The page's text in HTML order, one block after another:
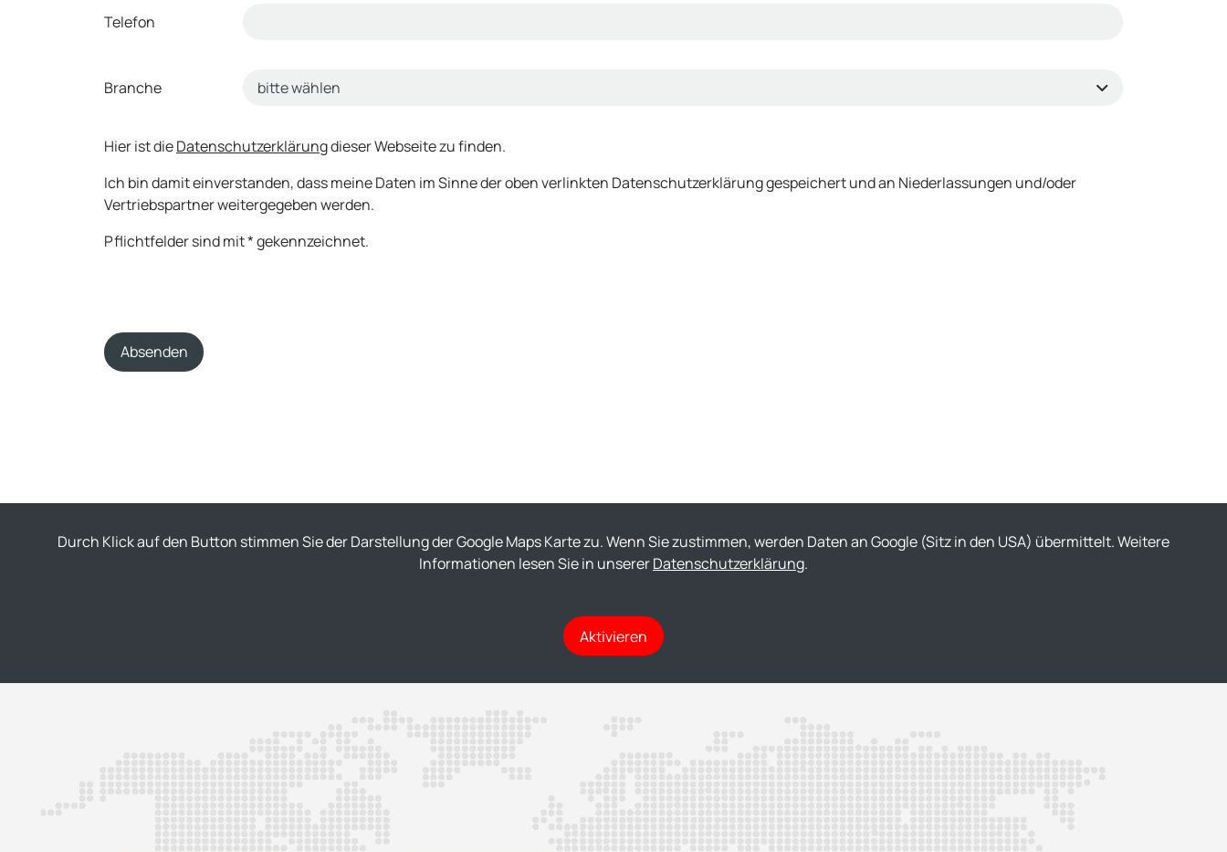
Telefon
Branche
Hier ist dieDatenschutzerklärungdieser Webseite zu finden.
Ich bin damit einverstanden, dass meine Daten im Sinne der oben verlinkten Datenschutzerklärung gespeichert und an Niederlassungen und/oder
Vertriebspartner weitergegeben werden.
Pflichtfelder sind mit * gekennzeichnet.
Absenden
Durch Klick auf den Button stimmen Sie der Darstellung der Google Maps Karte zu. Wenn Sie zustimmen, werden Daten an Google (Sitz in den USA) übermittelt. Weitere
Informationen lesen Sie in unsererDatenschutzerklärung.
Aktivieren